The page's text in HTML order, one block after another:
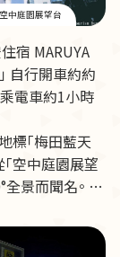
中庭園展望台
宿 MARUYA
自行開車約約
電車約1小時
標「梅田藍天
「空中庭園展望
全景而聞名。 …